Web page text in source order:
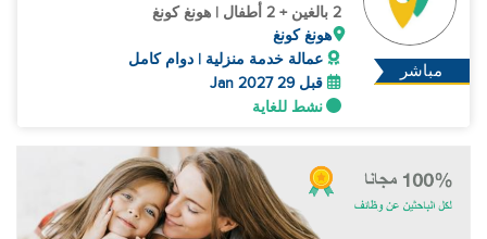
مباشر
2 بالغين + 2 أطفال | هونغ كونغ
هونغ كونغ
عمالة خدمة منزلية | دوام كامل
قبل 29 Jan 2027
نشط للغاية